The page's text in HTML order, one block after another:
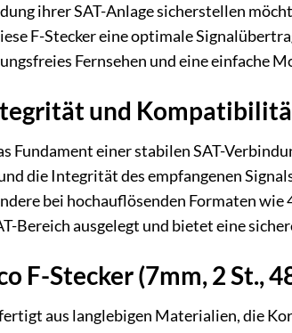
ihrer SAT-Anlage sicherstellen
F-Stecker eine optimale
Fernsehen und eine einfache
und
Fundament einer stabilen SAT-
die Integrität des empfangenen
bei hochauflösenden Formaten wie
Bereich ausgelegt und bietet eine
F-Stecker (7mm, 2 St.,
aus langlebigen Materialien, die